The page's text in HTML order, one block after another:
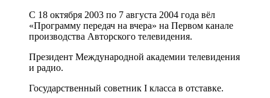
С 18 октября 2003 по 7 августа 2004 года вёл
«Программу передач на вчера» на Первом канале
производства Авторского телевидения.
Президент Международной академии телевидения
и радио.
Государственный советник I класса в отставке.